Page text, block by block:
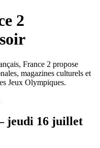
2
France 2 propose
magazines culturels et
Jeux Olympiques.
jeudi 16 juillet